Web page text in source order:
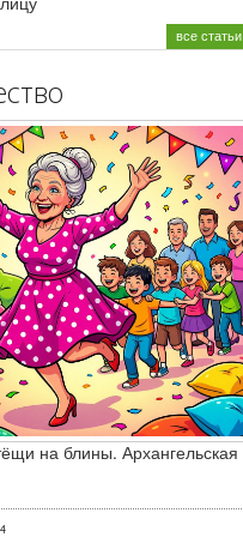
все статьи
на блины. Архангельская